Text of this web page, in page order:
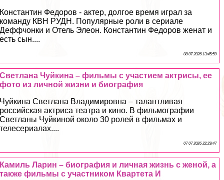
Константин Федоров - актер, долгое время играл за
комaнду КВН РУДН. Популярные роли в сериале
Деффчонки и Отель Элеон. Константин Федоров женат и
есть сын....
08 07 2026 13:45:59
Светлана Чуйкина – фильмы с участием актрисы, ее
фото из личной жизни и биография
Чуйкина Светлана Владимировна – талантливая
российская актриса театра и кино. В фильмографии
Светланы Чуйкиной около 30 ролей в фильмах и
телесериалах....
07 07 2026 22:29:47
Камиль Ларин – биография и личная жизнь с женой, а
также фильмы с участником Квартета И